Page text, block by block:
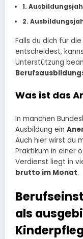
1.
2.
Falls du dich für
entscheidest,
Unterstützung
Was ist das
In manchen
Ausbildung ein
Auch hier wirst du
Praktikum in einer
Verdienst liegt in
brutto im Monat.
als